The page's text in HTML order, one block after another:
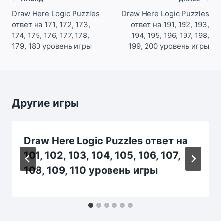
по
записям
Draw Here Logic Puzzles
ответ на 171, 172, 173,
174, 175, 176, 177, 178,
179, 180 уровень игры
Draw Here Logic Puzzles
ответ на 191, 192, 193,
194, 195, 196, 197, 198,
199, 200 уровень игры
Другие игры
Draw Here Logic Puzzles ответ на
101, 102, 103, 104, 105, 106, 107,
108, 109, 110 уровень игры